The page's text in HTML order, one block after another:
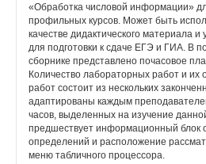
«Обработка числовой информации»
профильных курсов. Может быть
качестве дидактического материала
для подготовки к сдаче ЕГЭ и ГИА. В
сборнике представлено почасовое
Количество лабораторных работ и
работ состоит из нескольких
адаптированы каждым
часов, выделенных на изучение
предшествует информационный блок
определений и расположение
меню табличного процессора.